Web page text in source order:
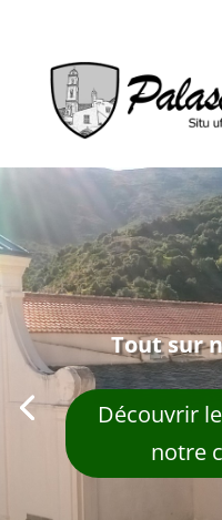
Tout sur
Découvrir
notre